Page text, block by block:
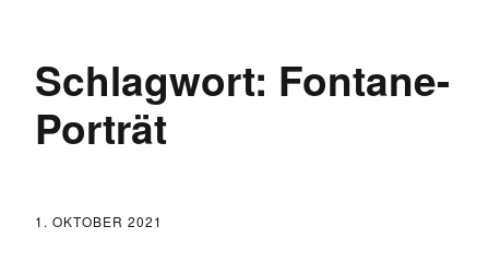
Schlagwort: Fontane-
Porträt
1. OKTOBER 2021